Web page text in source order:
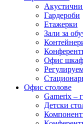
Гардероби
Етажерки
Зали за
Офис
Офис столове
Gamerix –
Детски